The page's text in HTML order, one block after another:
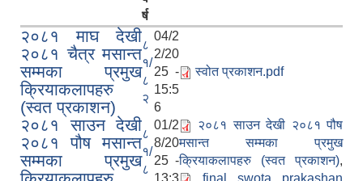
र्ष
२०८१ माघ देखी
२०८१ चैत्र मसान्त
सम्मका प्रमुख
क्रियाकलापहरु
(स्वत प्रकाशन)
८
१/
८
२
04/2
2/20
25 -
15:5
6
स्वोत प्रकाशन.pdf
२०८१ साउन देखी
२०८१ पौष मसान्त
सम्मका प्रमुख
८
१/
८
01/2
8/20
25 -
२०८१ साउन देखी २०८१ पौष
मसान्त सम्मका प्रमुख
क्रियाकलापहरु (स्वत प्रकाशन),